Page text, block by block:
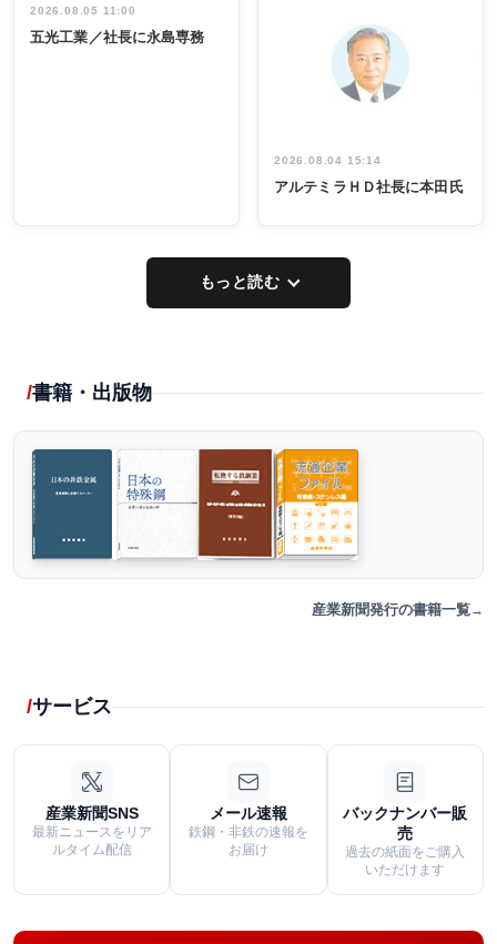
インタビュ
ー／社内ア
祝う 業界関
係者ら220人
出席
2026.08.05 11:00
五光工業／社長に永島専務
2026.08.04 15:14
アルテミラＨＤ社長に本田氏
もっと読む
書籍・出版物
産業新聞発行の書籍一覧
サービス
産業新聞SNS
最新ニュースをリア
ルタイム配信
メール速報
鉄鋼・非鉄の速報を
お届け
バックナンバー販
売
過去の紙面をご購入
いただけます